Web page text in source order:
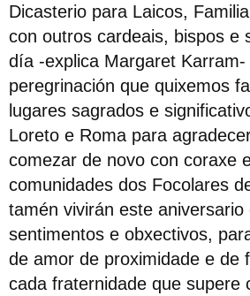
Dicasterio para Laicos,
con outros cardeais, bispos e
día -explica Margaret
peregrinación que quixemos
lugares sagrados e
Loreto e Roma para
comezar de novo con coraxe
comunidades dos Focolares
tamén vivirán este
sentimentos e obxectivos,
de amor de proximidade e de
cada fraternidade que supere